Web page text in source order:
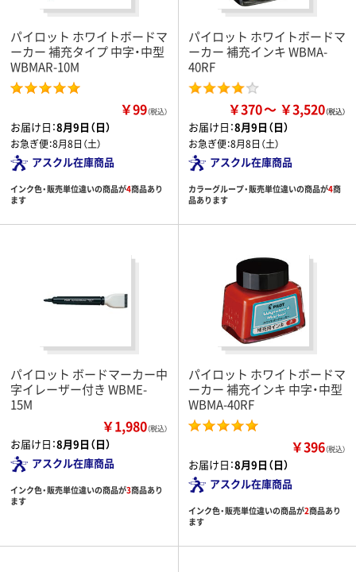
パイロット ホワイトボードマ
ーカー 補充タイプ 中字・中型
WBMAR-10M
￥99（税込）
お届け日：8月9日（日）
お急ぎ便：8月8日（土）
アスクル在庫商品
インク色・販売単位違いの商品が4商品あり
ます
パイロット ホワイトボードマ
ーカー 補充インキ WBMA-
40RF
￥370 ￥3,520
お届け日：8月9日（日）
お急ぎ便：8月8日（土）
アスクル在庫商品
カラーグループ・販売単位違いの商品が4商
品あります
パイロット ボードマーカー中
字イレーザー付き WBME-
15M
￥1,980（税込）
お届け日：8月9日（日）
アスクル在庫商品
インク色・販売単位違いの商品が3商品あり
ます
パイロット ホワイトボードマ
ーカー 補充インキ 中字・中型
WBMA-40RF
￥396（税込）
お届け日：8月9日（日）
アスクル在庫商品
インク色・販売単位違いの商品が2商品あり
ます